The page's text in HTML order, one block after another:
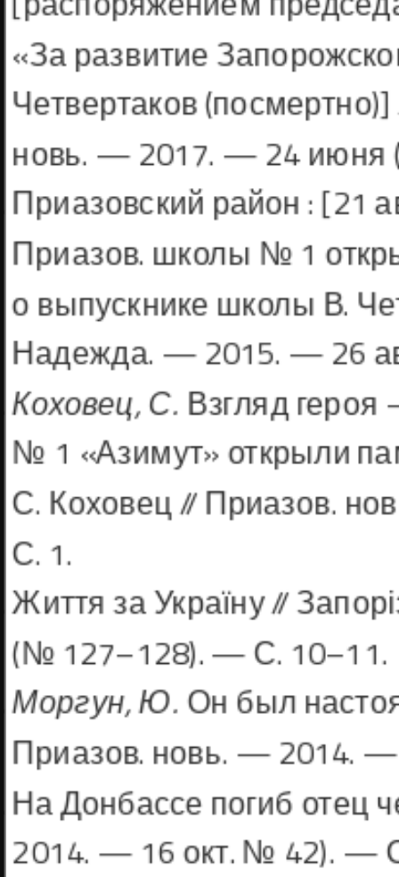
«За развитие
Четвертаков
новь. — 2017. — 24
Приазовский район : [21
Приазов. школы № 1
о выпускнике школы В.
Надежда. — 2015. — 26
Коховец, С. Взгляд
№ 1 «Азимут» открыли
С. Кохо­вец // Приазов.
С. 1.
Життя за Україну //
(№ 127–128). — С. 10–11.
Моргун, Ю.Он был
Приазов. новь. — 2014.
На Донбассе погиб отец
2014. — 16 окт. № 42). —